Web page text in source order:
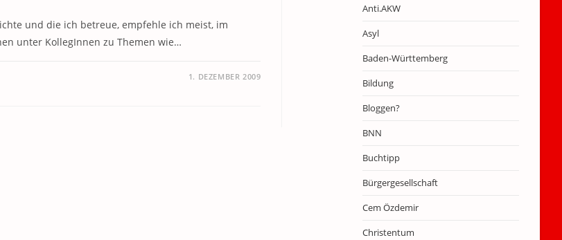
und die ich betreue, empfehle ich meist, im
unter KollegInnen zu Themen wie…
1. DEZEMBER 2009
Anti.AKW
Asyl
Baden-Württemberg
Bildung
Bloggen?
BNN
Buchtipp
Bürgergesellschaft
Cem Özdemir
Christentum